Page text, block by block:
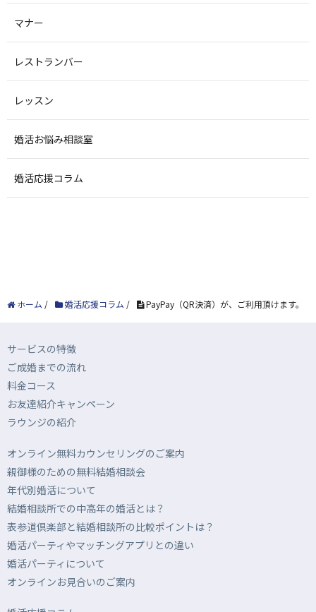
マナー
レストランバー
レッスン
婚活お悩み相談室
婚活応援コラム
ホーム / 婚活応援コラム / PayPay（QR決済）が、ご利用頂けます。
サービスの特徴
ご成婚までの流れ
料金コース
お友達紹介キャンペーン
ラウンジの紹介
オンライン無料カウンセリングのご案内
親御様のための無料結婚相談会
年代別婚活について
結婚相談所での中高年の婚活とは？
表参道倶楽部と結婚相談所の比較ポイントは？
婚活パーティやマッチングアプリとの違い
婚活パーティについて
オンラインお見合いのご案内